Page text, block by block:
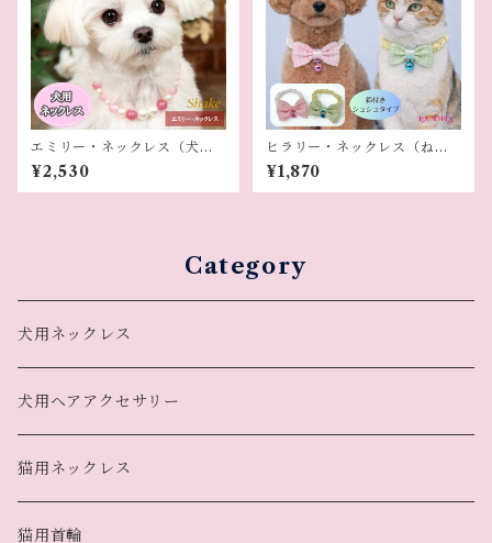
エミリー・ネックレス（犬用
ネックレス）
¥2,530
ヒラリー・ネックレス（ねこ
用）
¥1,870
Category
犬用ネックレス
犬用ヘアアクセサリー
猫用ネックレス
猫用首輪